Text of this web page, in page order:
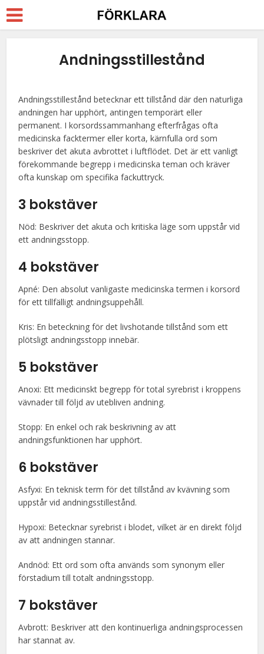
Andningsstillestånd
Andningsstillestånd betecknar ett tillstånd där den naturliga
andningen har upphört, antingen temporärt eller
permanent. I korsordssammanhang efterfrågas ofta
medicinska facktermer eller korta, kärnfulla ord som
beskriver det akuta avbrottet i luftflödet. Det är ett vanligt
förekommande begrepp i medicinska teman och kräver
ofta kunskap om specifika fackuttryck.
3 bokstäver
Nöd: Beskriver det akuta och kritiska läge som uppstår vid
ett andningsstopp.
4 bokstäver
Apné: Den absolut vanligaste medicinska termen i korsord
för ett tillfälligt andningsuppehåll.
Kris: En beteckning för det livshotande tillstånd som ett
plötsligt andningsstopp innebär.
5 bokstäver
Anoxi: Ett medicinskt begrepp för total syrebrist i kroppens
vävnader till följd av utebliven andning.
Stopp: En enkel och rak beskrivning av att
andningsfunktionen har upphört.
6 bokstäver
Asfyxi: En teknisk term för det tillstånd av kvävning som
uppstår vid andningsstillestånd.
Hypoxi: Betecknar syrebrist i blodet, vilket är en direkt följd
av att andningen stannar.
Andnöd: Ett ord som ofta används som synonym eller
förstadium till totalt andningsstopp.
7 bokstäver
Avbrott: Beskriver att den kontinuerliga andningsprocessen
har stannat av.